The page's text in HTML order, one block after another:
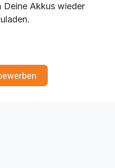
Deine Akkus wieder